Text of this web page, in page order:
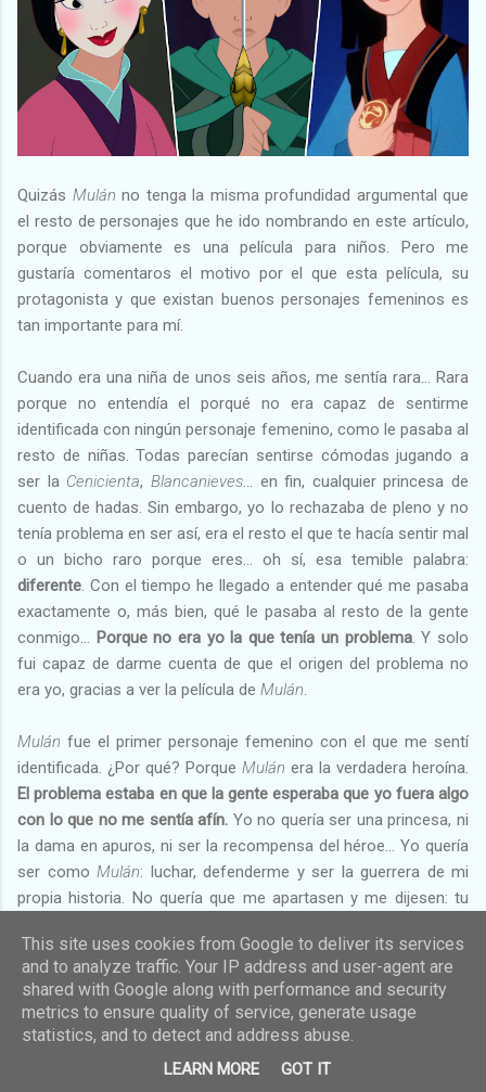
Quizás Mulán no tenga la misma profundidad argumental que
el resto de personajes que he ido nombrando en este artículo,
porque obviamente es una película para niños. Pero me
gustaría comentaros el motivo por el que esta película, su
protagonista y que existan buenos personajes femeninos es
tan importante para mí.
Cuando era una niña de unos seis años, me sentía rara… Rara
porque no entendía el porqué no era capaz de sentirme
identificada con ningún personaje femenino, como le pasaba al
resto de niñas. Todas parecían sentirse cómodas jugando a
ser la Cenicienta, Blancanieves… en fin, cualquier princesa de
cuento de hadas. Sin embargo, yo lo rechazaba de pleno y no
tenía problema en ser así, era el resto el que te hacía sentir mal
o un bicho raro porque eres… oh sí, esa temible palabra:
diferente. Con el tiempo he llegado a entender qué me pasaba
exactamente o, más bien, qué le pasaba al resto de la gente
conmigo… Porque no era yo la que tenía un problema. Y solo
fui capaz de darme cuenta de que el origen del problema no
era yo, gracias a ver la película de Mulán.
Mulán fue el primer personaje femenino con el que me sentí
identificada. ¿Por qué? Porque Mulán era la verdadera heroína.
El problema estaba en que la gente esperaba que yo fuera algo
con lo que no me sentía afín. Yo no quería ser una princesa, ni
la dama en apuros, ni ser la recompensa del héroe… Yo quería
ser como Mulán: luchar, defenderme y ser la guerrera de mi
propia historia. No quería que me apartasen y me dijesen: tu
hacían creer que era débil cuando no lo era. La historia, por
tanto, no es la de una mujer que se hace pasar por un hombre
sino la de una mujer que se niega a ser menos de lo que ella
sabe que es.
es diferente al resto de mujeres y lo demuestra cuando
This site uses cookies from Google to deliver its services
and to analyze traffic. Your IP address and user-agent are
shared with Google along with performance and security
metrics to ensure quality of service, generate usage
statistics, and to detect and address abuse.
LEARN MORE GOT IT